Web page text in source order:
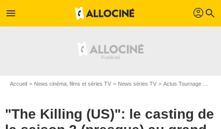
menu profil search
Accueil News cinéma, films et séries TV News séries TV Actus Tournage Séries TV
"The Killing (US)": le casting de